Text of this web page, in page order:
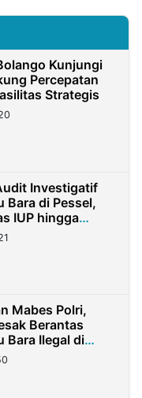
Kunjungi
Percepatan
Strategis
Investigatif
Bara di Pessel,
IUP hingga
Mabes Polri,
Berantas
Bara Ilegal di